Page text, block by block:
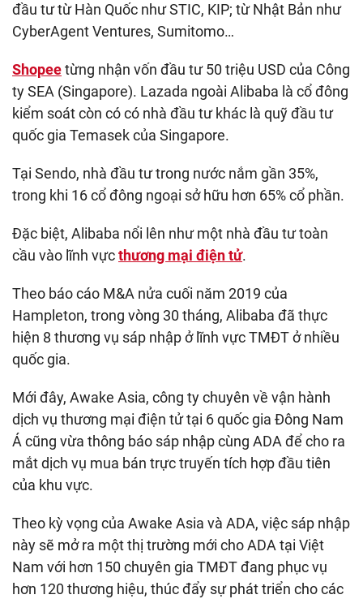
đầu tư từ Hàn Quốc như STIC, KIP; từ Nhật Bản như
CyberAgent Ventures, Sumitomo…
Shopeetừng nhận vốn đầu tư 50 triệu USD của Công
ty SEA (Singapore). Lazada ngoài Alibaba là cổ đông
kiểm soát còn có có nhà đầu tư khác là quỹ đầu tư
quốc gia Temasek của Singapore.
Tại Sendo, nhà đầu tư trong nước nắm gần 35%,
trong khi 16 cổ đông ngoại sở hữu hơn 65% cổ phần.
Đặc biệt, Alibaba nổi lên như một nhà đầu tư toàn
cầu vào lĩnh vựcthương mại điện tử.
Theo báo cáo M&A nửa cuối năm 2019 của
Hampleton, trong vòng 30 tháng, Alibaba đã thực
hiện 8 thương vụ sáp nhập ở lĩnh vực TMĐT ở nhiều
quốc gia.
Mới đây, Awake Asia, công ty chuyên về vận hành
dịch vụ thương mại điện tử tại 6 quốc gia Đông Nam
Á cũng vừa thông báo sáp nhập cùng ADA để cho ra
mắt dịch vụ mua bán trực truyến tích hợp đầu tiên
của khu vực.
Theo kỳ vọng của Awake Asia và ADA, việc sáp nhập
này sẽ mở ra một thị trường mới cho ADA tại Việt
Nam với hơn 150 chuyên gia TMĐT đang phục vụ
hơn 120 thương hiệu, thúc đẩy sự phát triển cho các